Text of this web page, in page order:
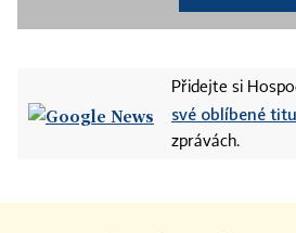
Přidejte si
své oblíbené
zprávách.